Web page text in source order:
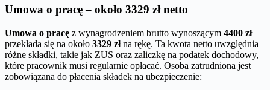
Umowa o pracę – około 3329 zł netto
Umowa o pracę z wynagrodzeniem brutto wynoszącym 4400 zł
przekłada się na około 3329 złna rękę. Ta kwota netto uwzględnia
różne składki, takie jak ZUS oraz zaliczkę na podatek dochodowy,
które pracownik musi regularnie opłacać. Osoba zatrudniona jest
zobowiązana do płacenia składek na ubezpieczenie: